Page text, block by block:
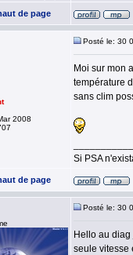
de page
2008
Posté le: 30
Moi sur mon
température
sans clim
Si PSA
de page
Posté le: 30
Hello au
seule vitesse